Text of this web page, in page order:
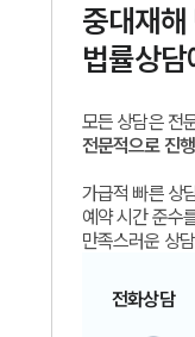
중대재해
법률상
모든 상담은 전
전문적으로 진
가급적 빠른 상
예약 시간 준수
만족스러운 상
전화상담